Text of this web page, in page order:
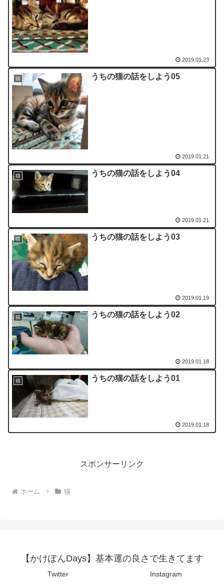
2019.01.23
猫 うちの猫の話をしよう05
2019.01.21
猫 うちの猫の話をしよう04
2019.01.21
猫 うちの猫の話をしよう03
2019.01.19
猫 うちの猫の話をしよう02
2019.01.18
猫 うちの猫の話をしよう01
2019.01.18
スポンサーリンク
ホーム 猫
【かけぽんDays】基本運の良さで生きてます
Twitter
Instagram